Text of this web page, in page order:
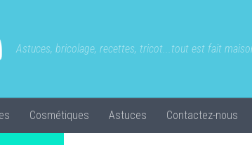
Astuces, bricolage, recettes, tricot...tout est fait
Cosmétiques Astuces Contactez-nous